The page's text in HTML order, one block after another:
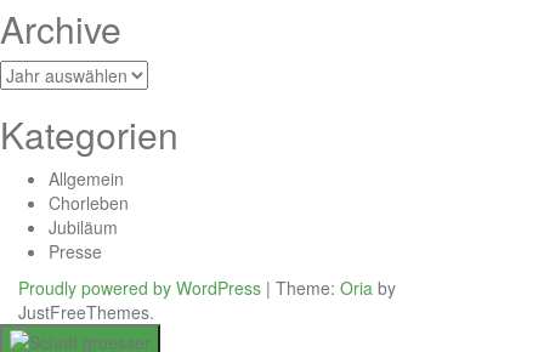
Archive
Archiv
Kategorien
Allgemein
Chorleben
Jubiläum
Presse
Proudly powered by WordPress | Theme: Oria by
JustFreeThemes.